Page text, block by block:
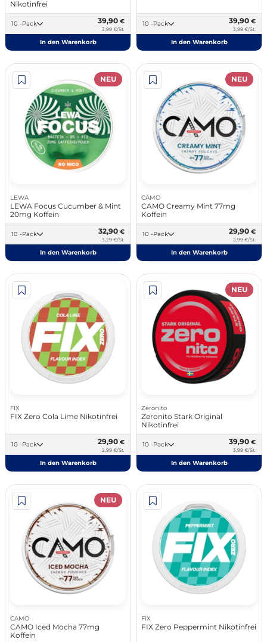
Nikotinfrei
10 -Pack 39,90 €
3,99 €/St.
In den Warenkorb
10 -Pack 39,90 €
3,99 €/St.
In den Warenkorb
NEU
LEWA
LEWA Focus Cucumber & Mint
20mg Koffein
10 -Pack 32,90 €
3,29 €/St.
In den Warenkorb
NEU
CAMO
CAMO Creamy Mint 77mg
Koffein
10 -Pack 29,90 €
2,99 €/St.
In den Warenkorb
FIX
FIX Zero Cola Lime Nikotinfrei
10 -Pack 29,90 €
2,99 €/St.
In den Warenkorb
NEU
Zeronito
Zeronito Stark Original
Nikotinfrei
10 -Pack 39,90 €
3,99 €/St.
In den Warenkorb
NEU
CAMO
CAMO Iced Mocha 77mg
Koffein
FIX
FIX Zero Peppermint Nikotinfrei